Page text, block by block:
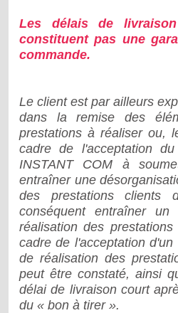
Les délais de
constituent pas une
commande.
Le client est par ailleurs
dans la remise des
prestations à réaliser ou,
cadre de l'acceptation
INSTANT COM à
entraîner une
des prestations clients
conséquent entraîner
réalisation des
cadre de l'acceptation
de réalisation des
peut être constaté, ainsi
délai de livraison court
du « bon à tirer ».